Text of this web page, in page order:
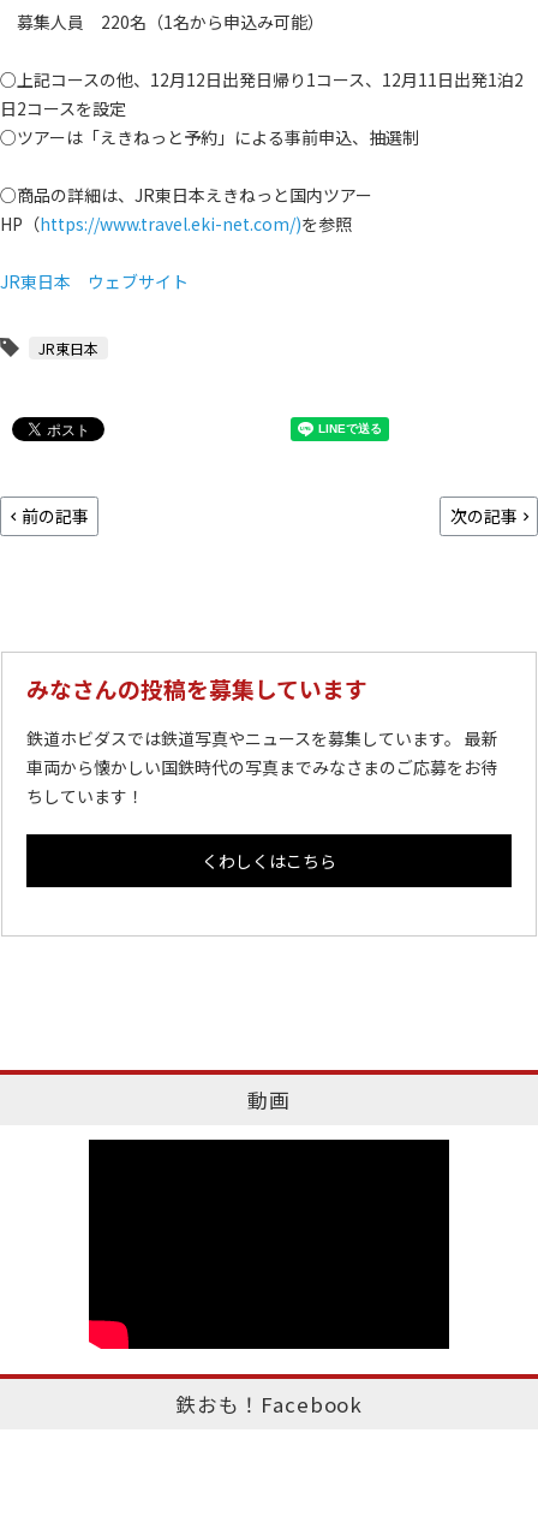
募集人員 220名（1名から申込み可能）
○上記コースの他、12月12日出発日帰り1コース、12月11日出発1泊2
日2コースを設定
○ツアーは「えきねっと予約」による事前申込、抽選制
○商品の詳細は、JR東日本えきねっと国内ツアー
HP（https://www.travel.eki-net.com/)を参照
JR東日本 ウェブサイト
JR東日本
前の記事 次の記事
みなさんの投稿を募集しています
鉄道ホビダスでは鉄道写真やニュースを募集しています。 最新
車両から懐かしい国鉄時代の写真までみなさまのご応募をお待
ちしています！
くわしくはこちら
動画
鉄おも！Facebook